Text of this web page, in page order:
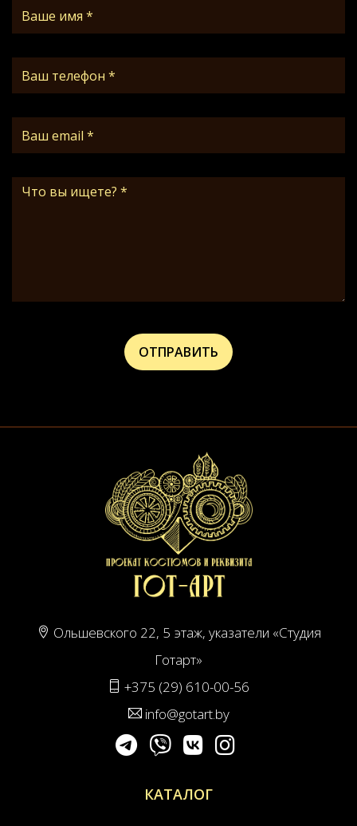
Ольшевского 22, 5 этаж, указатели «Студия
Готарт»
+375 (29) 610-00-56
info@gotart.by
КАТАЛОГ